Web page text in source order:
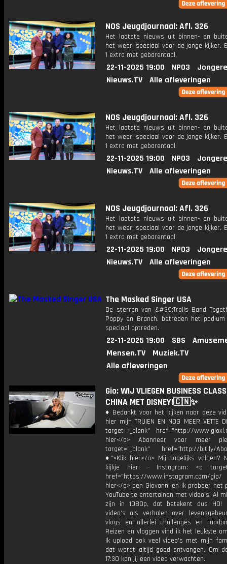
NOS Jeugdjournaal: Afl. 326
Het laatste nieuws uit binnen- en
het weer, speciaal voor de jonge kijker.
1 extra met gebarentaal.
22-11-2025 19:00 NPO3
Nieuws.TV
Alle afleveringen
NOS Jeugdjournaal: Afl. 326
Het laatste nieuws uit binnen- en
het weer, speciaal voor de jonge kijker.
1 extra met gebarentaal.
22-11-2025 19:00 NPO3
Nieuws.TV
Alle afleveringen
NOS Jeugdjournaal: Afl. 326
Het laatste nieuws uit binnen- en
het weer, speciaal voor de jonge kijker.
1 extra met gebarentaal.
22-11-2025 19:00 NPO3
Nieuws.TV
Alle afleveringen
The Masked Singer USA
De sterren van &#39;Trolls Band
Poppy en Branch, betreden het
speciaal optreden.
22-11-2025 19:00 SBS
Mensen.TV
Muziek.TV
Alle afleveringen
Gio: WIJ VLIEGEN BUSINESS
CHINA MET DISNEY!🇨🇳✨
♦ Bedankt voor het kijken naar deze
hier mijn TRUIEN EN NOG MEER VETTE
target="_blank" href="http://
hier</a> Abonneer voor meer
target="_blank" href="http://bit.ly/
♦">Klik hier</a> Mij dagelijks volgen?
kijkje hier: - Instagram: <a
href="https://www.instagram.com/
hier</a> ben Giovanni en ik probeer het
YouTube te entertainen met video's! Al
zijn in 1080p, dat betekent dus HD!
video's als verhalen over
vlogs en allerlei challenges en
Reizen en vloggen vind ik het leukste
Ik upload ook veel video's met mijn
dat wordt altijd goed ontvangen. Om
17:30 kan jij een video verwachten.